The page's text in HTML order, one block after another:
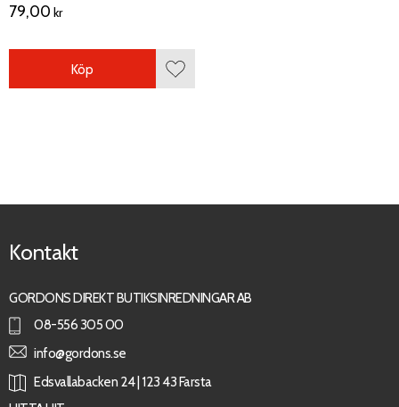
79,00 kr
Lägg till i favoriter
Köp
Kontakt
GORDONS DIREKT BUTIKSINREDNINGAR AB
08-556 305 00
info@gordons.se
Edsvallabacken 24 | 123 43 Farsta